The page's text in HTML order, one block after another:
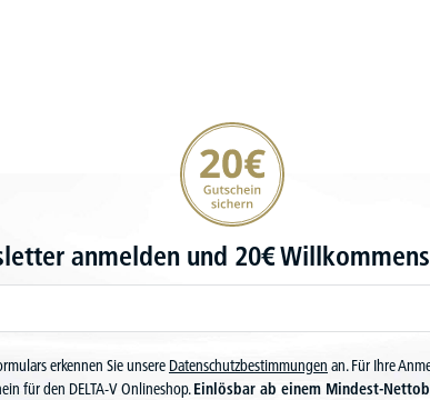
20€ Gutschein sichern
anmelden und 20€
erkennen Sie unsere Datenschutzbestimmungen an. Für Ihre
für den DELTA-V Onlineshop.Einlösbar ab einem Mindest-